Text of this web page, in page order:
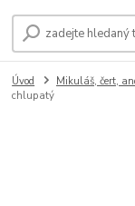
Úvod Mikuláš, čert,
chlupatý